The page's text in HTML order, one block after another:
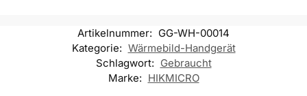
Artikelnummer: GG-WH-00014
Kategorie: Wärmebild-Handgerät
Schlagwort: Gebraucht
Marke: HIKMICRO